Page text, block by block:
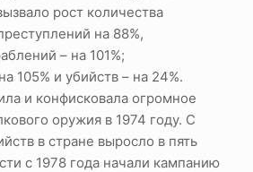
рост количества
на 88%,
– на 101%;
105% и убийств – на 24%.
и конфисковала огромное
оружия в 1974 году. С
в стране выросло в пять
с 1978 года начали кампанию